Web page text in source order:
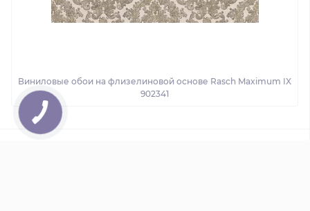
Виниловые обои на флизелиновой основе Rasch Maximum IX
902341